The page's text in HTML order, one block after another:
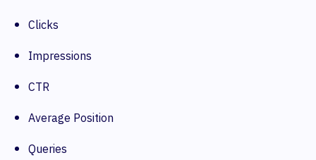
Clicks
Impressions
CTR
Average Position
Queries